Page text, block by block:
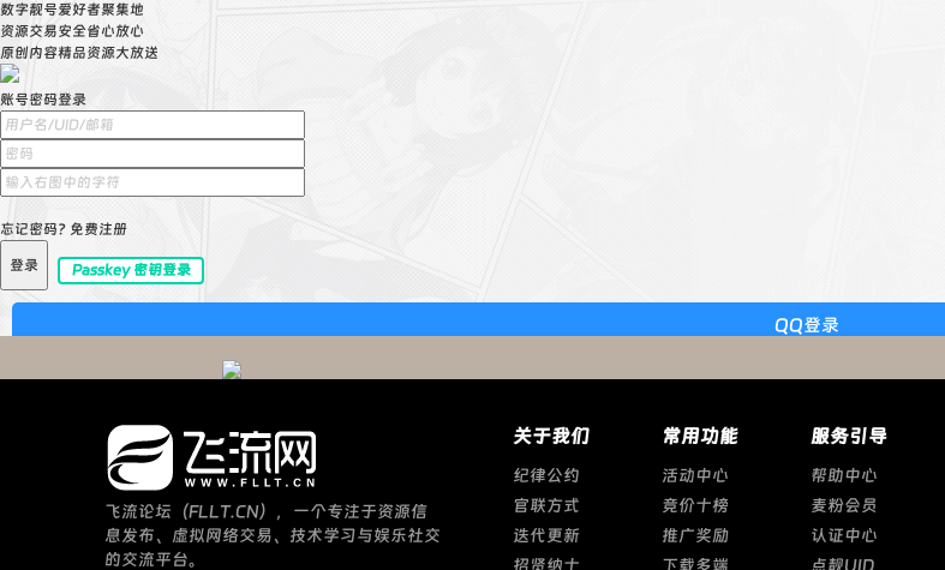
数字靓号爱好者聚集地
资源交易安全省心放心
原创内容精品资源大放送
账号密码登录
忘记密码? 免费注册
登录 Passkey 密钥登录
QQ登录
飞流论坛（FLLT.CN），一个专注于资源信
息发布、虚拟网络交易、技术学习与娱乐社交
的交流平台。
关于我们
纪律公约
官联方式
迭代更新
招贤纳士
常用功能
活动中心
竞价十榜
推广奖励
下载多端
服务引导
帮助中心
麦粉会员
认证中心
点靓UID